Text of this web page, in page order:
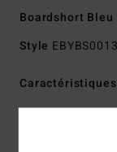
Boardshort Bleu
Style
Caractéristiques